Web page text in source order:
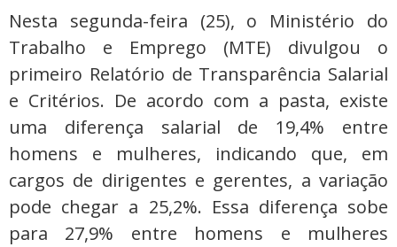
Nesta segunda-feira (25), o Ministério do
Trabalho e Emprego (MTE) divulgou o
primeiro Relatório de Transparência Salarial
e Critérios. De acordo com a pasta, existe
uma diferença salarial de 19,4% entre
homens e mulheres, indicando que, em
cargos de dirigentes e gerentes, a variação
pode chegar a 25,2%. Essa diferença sobe
para 27,9% entre homens e mulheres